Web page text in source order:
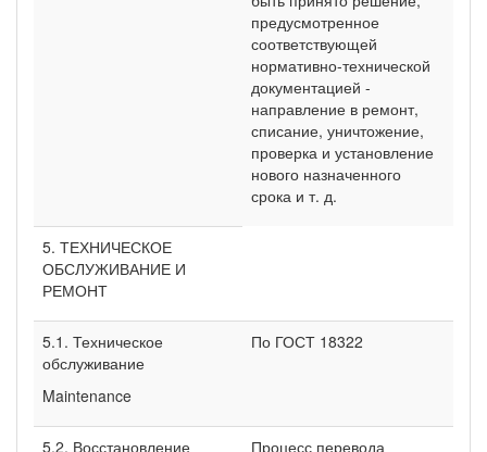
предусмотренное
соответствующей
нормативно-технической
документацией -
направление в ремонт,
списание, уничтожение,
проверка и установление
нового назначенного
срока и т. д.
5. ТЕХНИЧЕСКОЕ
ОБСЛУЖИВАНИЕ И
РЕМОНТ
5.1. Техническое
обслуживание
Maintenance
По ГОСТ 18322
5.2. Восстановление
Процесс перевода